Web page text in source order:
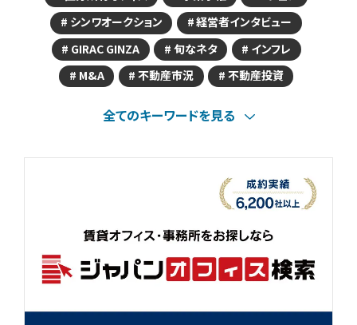
シンワオークション
経営者インタビュー
GIRAC GINZA
旬なネタ
インフレ
M&A
不動産市況 不動産投資
全てのキーワードを見る